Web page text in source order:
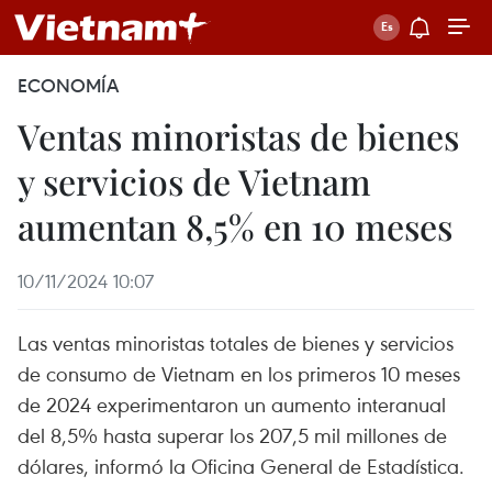
ECONOMÍA
Ventas minoristas de bienes
y servicios de Vietnam
aumentan 8,5% en 10 meses
10/11/2024 10:07
Las ventas minoristas totales de bienes y servicios
de consumo de Vietnam en los primeros 10 meses
de 2024 experimentaron un aumento interanual
del 8,5% hasta superar los 207,5 mil millones de
dólares, informó la Oficina General de Estadística.